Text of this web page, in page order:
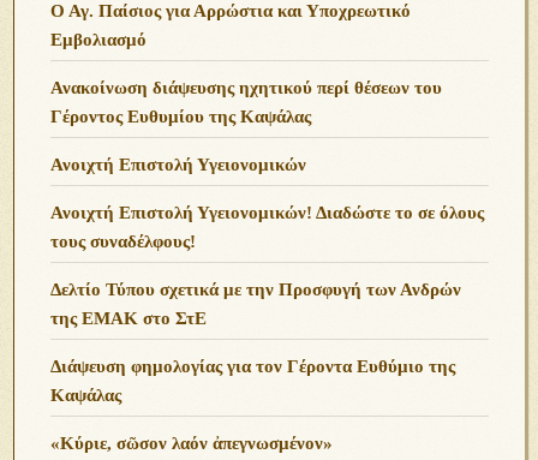
Ο Αγ. Παίσιος για Αρρώστια και Υποχρεωτικό
Εμβολιασμό
Ανακοίνωση διάψευσης ηχητικού περί θέσεων του
Γέροντος Ευθυμίου της Καψάλας
Ανοιχτή Επιστολή Υγειονομικών
Ανοιχτή Επιστολή Υγειονομικών! Διαδώστε το σε όλους
τους συναδέλφους!
Δελτίο Τύπου σχετικά με την Προσφυγή των Ανδρών
της ΕΜΑΚ στο ΣτΕ
Διάψευση φημολογίας για τον Γέροντα Ευθύμιο της
Καψάλας
«Κύριε, σῶσον λαόν ἀπεγνωσμένον»